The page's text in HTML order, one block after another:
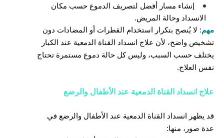
إنشاء مسار أفضل لتصريف الدموع حسب مكان
الانسداد وحالة المريض.
مهم: لا يُنصح بتكرار استخدام القطرات أو المضادات دون
تشخيص واضح، لأن علاج انسداد القناة الدمعية عند الكبار
يختلف حسب السبب، وليس كل حالة دموع مستمرة تحتاج
نفس العلاج.
علاج انسداد القناة الدمعية عند الأطفال والرضع
قد يظهر انسداد القناة الدمعية عند الأطفال والرضع في
عدة صور، منها: